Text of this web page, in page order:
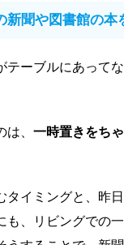
新聞や図書館の本
テーブルにあって
、 一時置きをち
タイミングと、昨
も、リビングでの